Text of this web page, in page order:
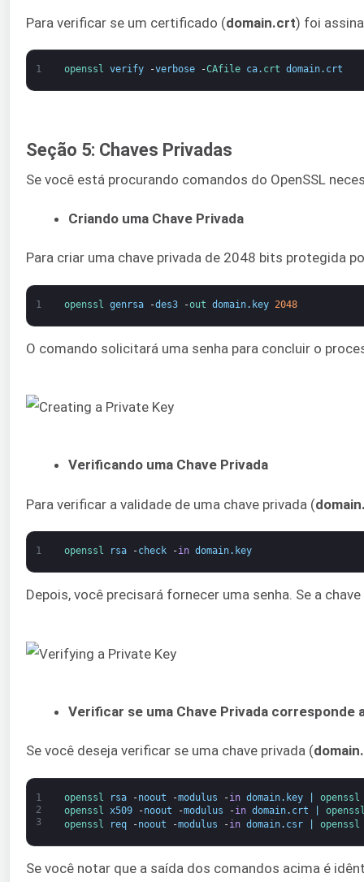
Para verificar se um certificado (domain.crt) foi
1 openssl verify -verbose -CAfile ca. crt domain. crt
Seção 5: Chaves Privadas
Se você está procurando comandos do OpenSSL
Criando uma Chave Privada
Para criar uma chave privada de 2048 bits protegida
1 openssl genrsa -des3 -out domain. key 2048
O comando solicitará uma senha para concluir o
Verificando uma Chave Privada
Para verificar a validade de uma chave privada (
1 openssl rsa -check -in domain. key
Depois, você precisará fornecer uma senha. Se a
Verificar se uma Chave Privada corresponde
Se você deseja verificar se uma chave privada (
1
2
3
openssl rsa -noout -modulus -in domain. key
openssl x509 -noout -modulus -in domain. crt
openssl
req -noout -modulus -in domain. csr
Se você notar que a saída dos comandos acima é